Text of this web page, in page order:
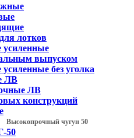
лотков
выпуском
без уголка
ЛВ
ЛВ
конструкций
Высокопрочный чугун 50
50